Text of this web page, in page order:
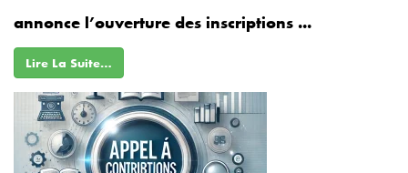
annonce l’ouverture des inscriptions ...
Lire La Suite…